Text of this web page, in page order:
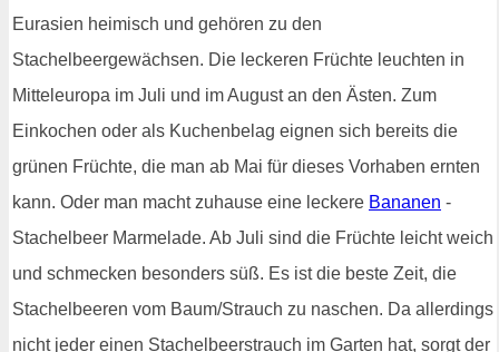
Eurasien heimisch und gehören zu den
Stachelbeergewächsen. Die leckeren Früchte leuchten in
Mitteleuropa im Juli und im August an den Ästen. Zum
Einkochen oder als Kuchenbelag eignen sich bereits die
grünen Früchte, die man ab Mai für dieses Vorhaben ernten
kann. Oder man macht zuhause eine leckere Bananen -
Stachelbeer Marmelade. Ab Juli sind die Früchte leicht weich
und schmecken besonders süß. Es ist die beste Zeit, die
Stachelbeeren vom Baum/Strauch zu naschen. Da allerdings
nicht jeder einen Stachelbeerstrauch im Garten hat, sorgt der